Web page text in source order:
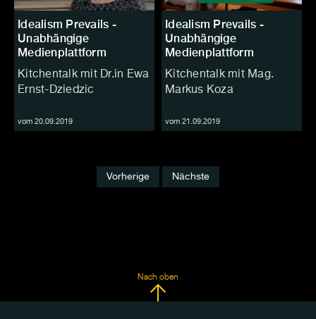
Idealism Prevails -
Unabhängige
Medienplattform
Kitchentalk mit Dr.in Ewa
Ernst-Dziedzic
vom 20.09.2019
Idealism Prevails -
Unabhängige
Medienplattform
Kitchentalk mit Mag.
Markus Koza
vom 21.09.2019
Vorherige Nächste
Nach oben